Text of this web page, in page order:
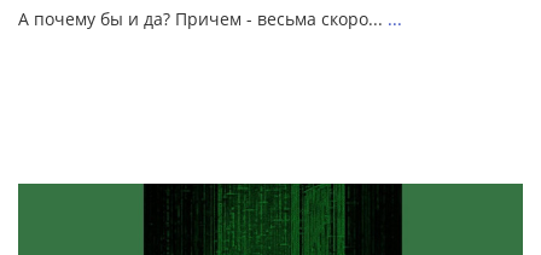
А почему бы и да? Причем - весьма скоро... ...